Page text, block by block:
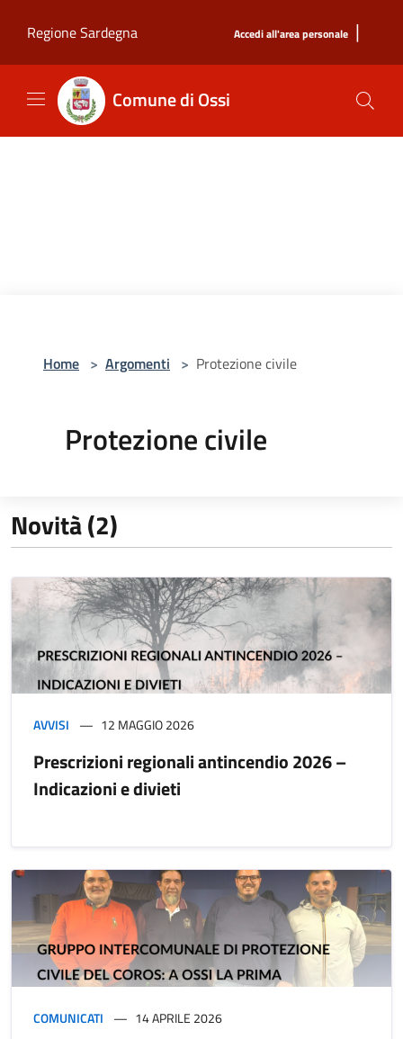
Regione Sardegna
Accedi all'area personale |
Comune di Ossi
Home > Argomenti > Protezione civile
Protezione civile
Novità (2)
AVVISI 12 MAGGIO 2026
Prescrizioni regionali antincendio 2026 –
Indicazioni e divieti
COMUNICATI 14 APRILE 2026